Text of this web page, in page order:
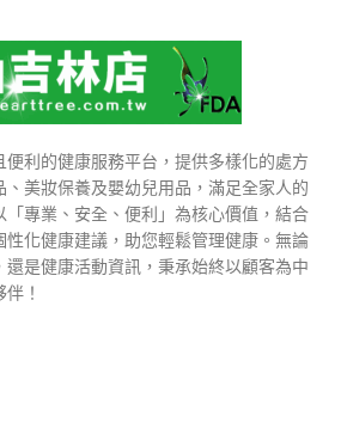
便利的健康服務平台，提供多樣化的處方
、美妝保養及嬰幼兒用品，滿足全家人的
專業、安全、便利」為核心價值，結合
化健康建議，助您輕鬆管理健康。無論
是健康活動資訊，秉承始終以顧客為中
！